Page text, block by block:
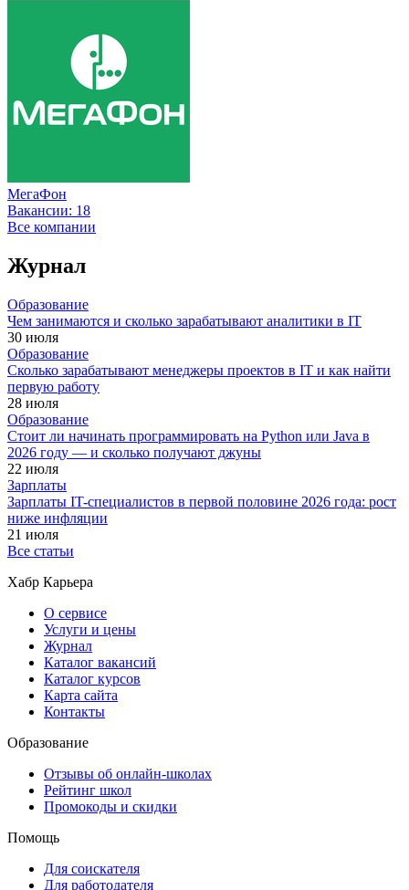
МегаФон
Вакансии: 18
Все компании
Журнал
Образование
Чем занимаются и сколько зарабатывают аналитики в IT
30 июля
Образование
Сколько зарабатывают менеджеры проектов в IT и как найти
первую работу
28 июля
Образование
Стоит ли начинать программировать на Python или Java в
2026 году — и сколько получают джуны
22 июля
Зарплаты
Зарплаты IT-специалистов в первой половине 2026 года: рост
ниже инфляции
21 июля
Все статьи
Хабр Карьера
О сервисе
Услуги и цены
Журнал
Каталог вакансий
Каталог курсов
Карта сайта
Контакты
Образование
Отзывы об онлайн-школах
Рейтинг школ
Промокоды и скидки
Помощь
Для соискателя
Для работодателя